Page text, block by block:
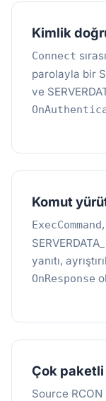
Kimlik
Connect
parolayla bir
ve
Komut
ExecCommand
yanıtı,
OnResponse
Çok paketli
Source